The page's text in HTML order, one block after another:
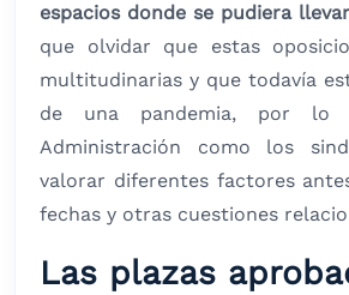
espacios donde se pudiera
que olvidar que estas
multitudinarias y que todavía
de una pandemia, por
Administración como los
valorar diferentes factores
fechas y otras cuestiones
Las plazas